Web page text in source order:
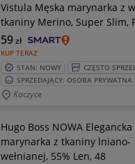
Vistula Męska marynarka z włoskiej
tkaniny Merino, Super Slim,
KUP TERAZ
59zł
STAN: NOWY
CZĘSTO
SPRZEDAJĄCY: OSOBA PRYWATNA
Kaczyce
Hugo Boss NOWA Elegancka
marynarka z tkaniny lniano-
wełnianej, 55% Len, 48